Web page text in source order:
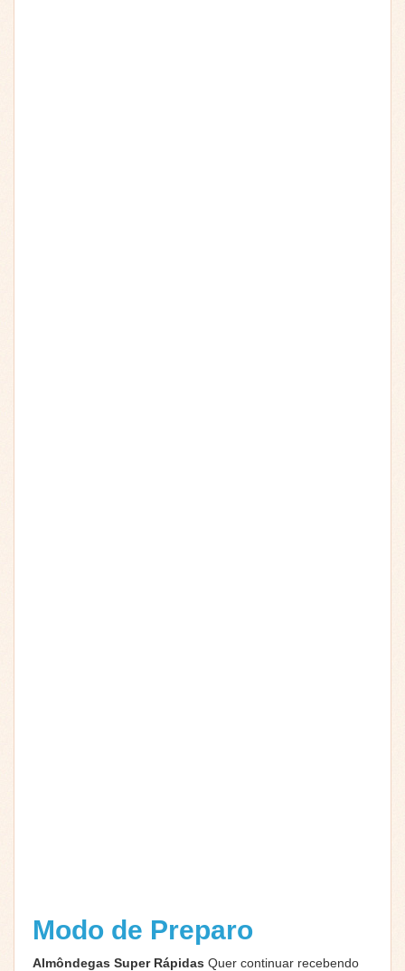
Modo de Preparo
Almôndegas Super Rápidas Quer continuar recebendo